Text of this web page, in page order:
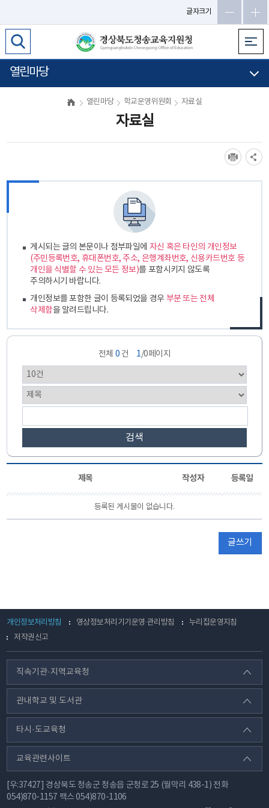
글자크기
열린마당
열린마당 학교운영위원회 자료실
자료실
게시되는 글의 본문이나 첨부파일에 자신 혹은 타인의 개인정보
(주민등록번호, 휴대폰번호, 주소, 은행계좌번호, 신용카드번호 등
개인을 식별할 수 있는 모든 정보)를 포함시키지 않도록
주의하시기 바랍니다.
개인정보를 포함한 글이 등록되었을 경우 부분 또는 전체
삭제함을 알려드립니다.
전체 0 건 1/0페이지
검색
제목 작성자 등록일
등록된 게시물이 없습니다.
글쓰기
개인정보처리방침 영상정보처리기기운영·관리방침
누리집운영지침
저작권신고
직속기관·지역교육청
관내학교 및 도서관
타시·도교육청
교육관련사이트
[우:37427] 경상북도 청송군 청송읍 군청로 25 (월막리 438-1) 전화
054)870-1157 팩스054)870-1106